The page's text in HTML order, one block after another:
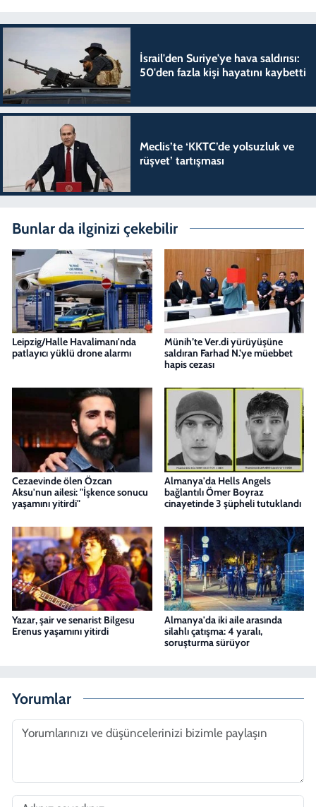
İsrail'den Suriye'ye hava saldırısı:
50'den fazla kişi hayatını kaybetti
Meclis’te ‘KKTC’de yolsuzluk ve
rüşvet’ tartışması
Bunlar da ilginizi çekebilir
Leipzig/Halle Havalimanı'nda
patlayıcı yüklü drone alarmı
Münih’te Ver.di yürüyüşüne
saldıran Farhad N.’ye müebbet
hapis cezası
Cezaevinde ölen Özcan
Aksu'nun ailesi: "İşkence sonucu
yaşamını yitirdi"
Almanya'da Hells Angels
bağlantılı Ömer Boyraz
cinayetinde 3 şüpheli tutuklandı
Yazar, şair ve senarist Bilgesu
Erenus yaşamını yitirdi
Almanya'da iki aile arasında
silahlı çatışma: 4 yaralı,
soruşturma sürüyor
Yorumlar